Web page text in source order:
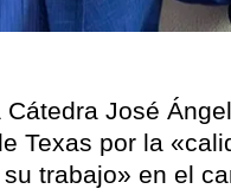
José
Texas por la
trabajo» en el